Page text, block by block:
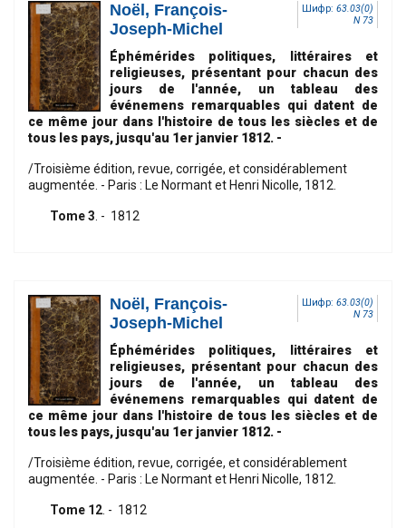
Шифр: 63.03(0)
N 73
Noël, François-
Joseph-Michel
Éphémérides politiques, littéraires et
religieuses, présentant pour chacun des
jours de l'année, un tableau des
événemens remarquables qui datent de
ce même jour dans l'histoire de tous les siècles et de
tous les pays, jusqu'au 1er janvier 1812. -
/Troisième édition, revue, corrigée, et considérablement
augmentée. - Paris : Le Normant et Henri Nicolle, 1812.
Tome 3. - 1812
Шифр: 63.03(0)
N 73
Noël, François-
Joseph-Michel
Éphémérides politiques, littéraires et
religieuses, présentant pour chacun des
jours de l'année, un tableau des
événemens remarquables qui datent de
ce même jour dans l'histoire de tous les siècles et de
tous les pays, jusqu'au 1er janvier 1812. -
/Troisième édition, revue, corrigée, et considérablement
augmentée. - Paris : Le Normant et Henri Nicolle, 1812.
Tome 12. - 1812